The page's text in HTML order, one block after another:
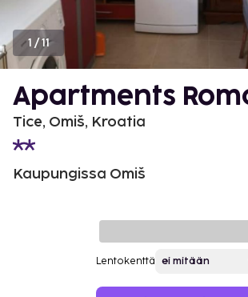
1 /11
Apartments
Tice, Omiš, Kroatia
Kaupungissa Omiš
Lentokenttä